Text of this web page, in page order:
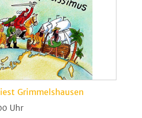
Grimmelshausen